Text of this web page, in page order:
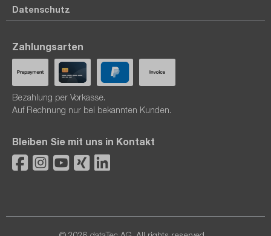
Datenschutz
Zahlungsarten
Bezahlung per Vorkasse.
Auf Rechnung nur bei bekannten Kunden.
Bleiben Sie mit uns in Kontakt